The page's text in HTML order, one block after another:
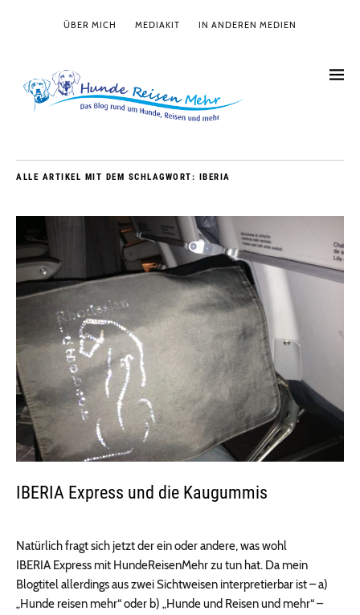
ÜBER MICH MEDIAKIT IN ANDEREN MEDIEN
ALLE ARTIKEL MIT DEM SCHLAGWORT: IBERIA
IBERIA Express und die Kaugummis
Natürlich fragt sich jetzt der ein oder andere, was wohl
IBERIA Express mit HundeReisenMehr zu tun hat. Da mein
Blogtitel allerdings aus zwei Sichtweisen interpretierbar ist – a)
„Hunde reisen mehr“ oder b) „Hunde und Reisen und mehr“ –